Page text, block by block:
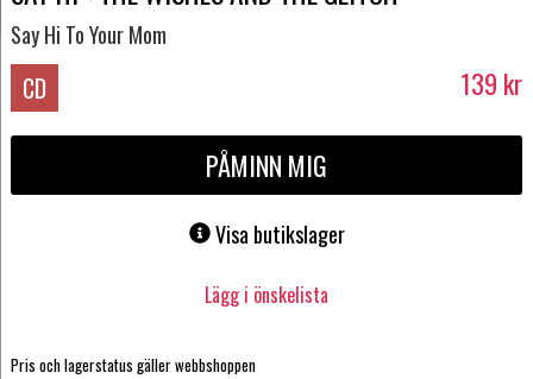
Say Hi To Your Mom
CD 139 kr
PÅMINN MIG
Visa butikslager
Lägg i önskelista
Pris och lagerstatus gäller webbshoppen